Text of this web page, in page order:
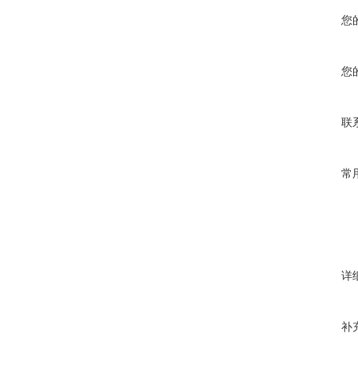
您
您
联
常
详
补